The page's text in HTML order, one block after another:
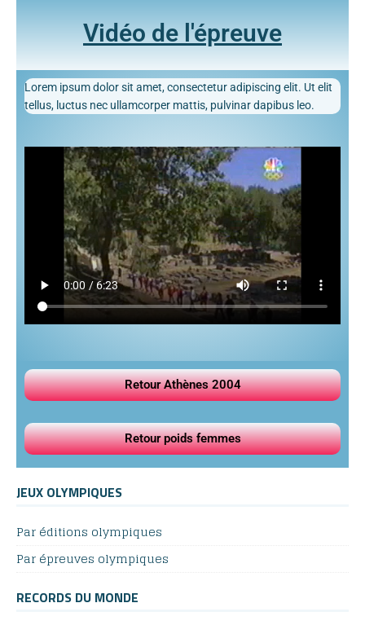
Vidéo de l'épreuve
Lorem ipsum dolor sit amet, consectetur adipiscing elit. Ut elit
tellus, luctus nec ullamcorper mattis, pulvinar dapibus leo.
Retour Athènes 2004
Retour poids femmes
JEUX OLYMPIQUES
Par éditions olympiques
Par épreuves olympiques
RECORDS DU MONDE